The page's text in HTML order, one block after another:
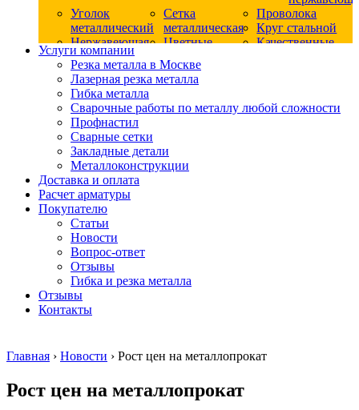
Уголок
металлический
Сетка
металлическая
Проволока
Круг стальной
Нержавеющая
сталь
Квадрат
нержавеющий
никельсодержащий
Круг
нержавеющий
безникелевый
жаропрочный
Круг
нержавеющий
никельсодержащий
Шестигранник
нержавеющий
никельсодержащий
Шестигранник
нержавеющий
безникелевый
Трубы
электросварные
Цветные
Шестигранник
дюралевый
дюралевый
Общестроительный
алюминиевый
Плита
Качественные
Услуги компании
Резка металла в Москве
Лазерная резка металла
Гибка металла
Сварочные работы по металлу любой сложности
Профнастил
Сварные сетки
Закладные детали
Металлоконструкции
Доставка и оплата
Расчет арматуры
Покупателю
Статьи
Новости
Вопрос-ответ
Отзывы
Гибка и резка металла
Отзывы
Контакты
Главная › Новости › Рост цен на металлопрокат
Рост цен на металлопрокат